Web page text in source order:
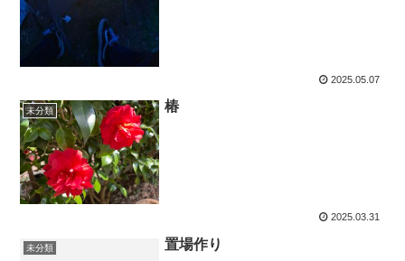
2025.05.07
未分類 椿
2025.03.31
未分類 置場作り